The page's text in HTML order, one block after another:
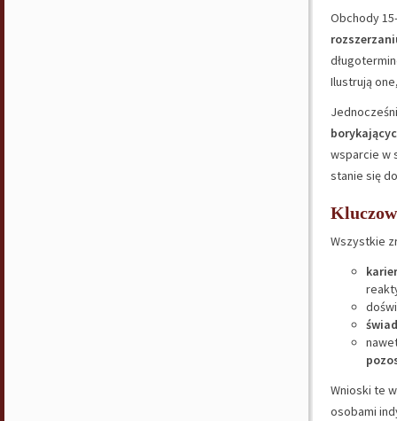
Obchody
Ilustrują
wsparcie w
stanie się
Wszystkie
Wnioski te
osobami